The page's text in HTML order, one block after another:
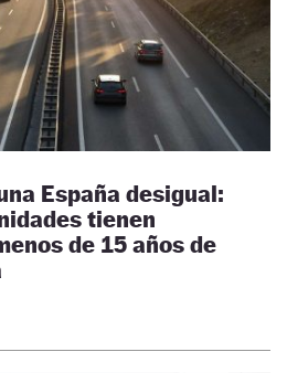
España desigual:
tienen
de 15 años de